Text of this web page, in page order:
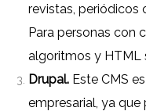
revistas, periódicos
Para personas con
algoritmos y HTML
Drupal. Este CMS
empresarial, ya